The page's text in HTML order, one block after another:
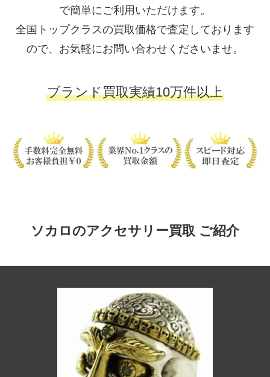
で簡単にご利用いただけます。
全国トップクラスの買取価格で査定しております
ので、お気軽にお問い合わせくださいませ。
ブランド買取実績10万件以上
ソカロのアクセサリー買取 ご紹介